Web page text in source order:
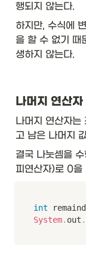
행되지 않는다.
하지만, 수식에
을 할 수 없기 때
생하지 않는다.
나머지 연산자
나머지 연산자는
고 남은 나머지
결국 나눗셈을
피연산자)로 0을
int
System. out .